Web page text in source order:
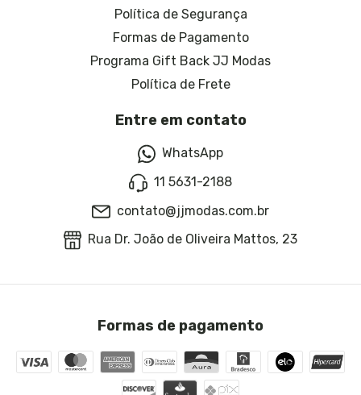
Política de Segurança
Formas de Pagamento
Programa Gift Back JJ Modas
Política de Frete
Entre em contato
WhatsApp
11 5631-2188
contato@jjmodas.com.br
Rua Dr. João de Oliveira Mattos, 23
Formas de pagamento